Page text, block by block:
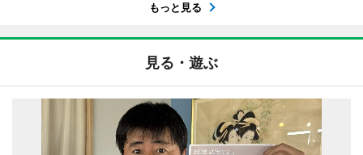
もっと見る
見る・遊ぶ